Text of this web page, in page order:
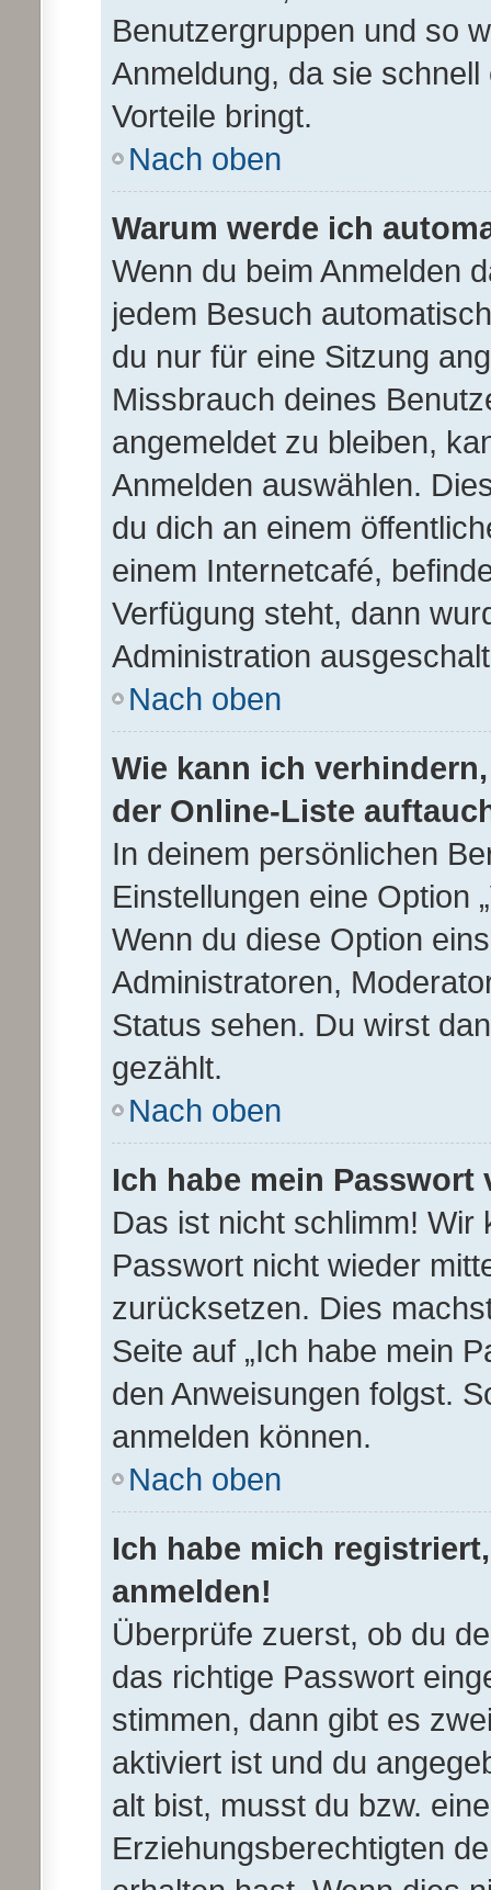
Benutzergruppen und so
Anmeldung, da sie
Vorteile bringt.
Nach oben
Warum werde ich
Wenn du beim Anmelden
jedem Besuch
du nur für eine Sitzung
Missbrauch deines
angemeldet zu bleiben,
Anmelden auswählen.
du dich an einem
einem Internetcafé,
Verfügung steht, dann
Administration
Nach oben
Wie kann ich
der Online-Liste
In deinem persönlichen
Einstellungen eine Option
Wenn du diese Option
Administratoren,
Status sehen. Du wirst
gezählt.
Nach oben
Ich habe mein Passwort
Das ist nicht schlimm! Wir
Passwort nicht wieder
zurücksetzen. Dies
Seite auf „Ich habe mein
den Anweisungen folgst.
anmelden können.
Nach oben
Ich habe mich
anmelden!
Überprüfe zuerst, ob du
das richtige Passwort
stimmen, dann gibt es
aktiviert ist und du
alt bist, musst du bzw.
Erziehungsberechtigten